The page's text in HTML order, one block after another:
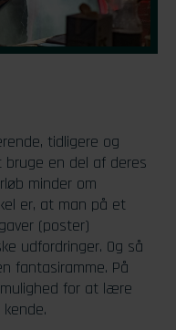
tidligere og
bruge en del af deres
minder om
er, at man på et
(poster)
udfordringer. Og så
fantasiramme. På
for at lære